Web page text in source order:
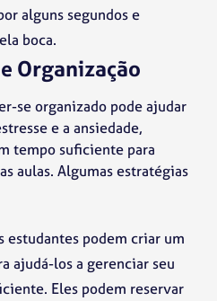
alguns segundos e
boca.
Organização
se organizado pode ajudar
e a ansiedade,
tempo suficiente para
aulas. Algumas estratégias
estudantes podem criar um
ajudá-los a gerenciar seu
Eles podem reservar